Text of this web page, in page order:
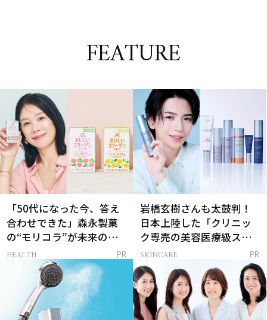
FEATURE
「50代になった今、答え
合わせできた」森永製菓
の“モリコラ”が未来のキ
レイを連れてくる！
HEALTH PR
岩橋玄樹さんも太鼓判！
日本上陸した「クリニッ
ク専売の美容医療級スキ
ンケア」
SKINCARE PR